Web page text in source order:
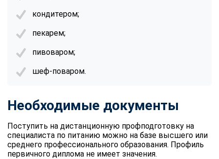
кондитером;
пекарем;
пивоваром;
шеф-поваром.
Необходимые документы
Поступить на дистанционную профподготовку на
специалиста по питанию можно на базе высшего или
среднего профессионального образования. Профиль
первичного диплома не имеет значения.